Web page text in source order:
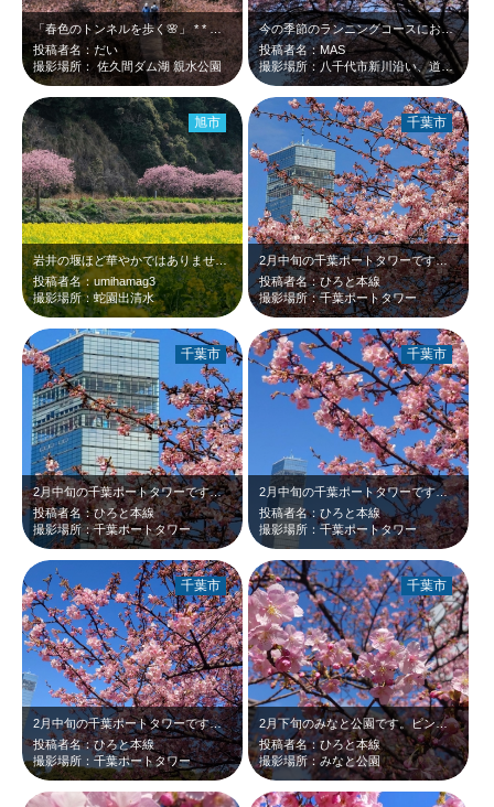
「春色のトンネルを歩く🌸」 * * 淡いピンクに染まる景色に 心…
投稿者名：だい
撮影場所： 佐久間ダム湖 親水公園
今の季節のランニングコースにおすすめ。道の駅八千代に車を止めて1km程度のお散…
投稿者名：MAS
撮影場所：八千代市新川沿い、道の駅八千代
岩井の堰ほど華やかではありませんが、河津桜と菜の花の共演を長閑に楽しむには絶好…
投稿者名：umihamag3
撮影場所：蛇園出清水
旭市
2月中旬の千葉ポートタワーです。野外ステージ脇のピンクの河津桜が青空に映えて綺…
投稿者名：ひろと本線
撮影場所：千葉ポートタワー
千葉市
2月中旬の千葉ポートタワーです。野外ステージ脇のピンクの河津桜が青空に映えて綺…
投稿者名：ひろと本線
撮影場所：千葉ポートタワー
千葉市
2月中旬の千葉ポートタワーです。野外ステージ脇の河津桜が青空に映えて綺麗でした…
投稿者名：ひろと本線
撮影場所：千葉ポートタワー
千葉市
2月中旬の千葉ポートタワーです。野外ステージ脇の河津桜が見頃でした。濃いピンク…
投稿者名：ひろと本線
撮影場所：千葉ポートタワー
千葉市
2月下旬のみなと公園です。ピンクの河津桜が青空に映えて綺麗だったのでアップで撮…
投稿者名：ひろと本線
撮影場所：みなと公園
千葉市